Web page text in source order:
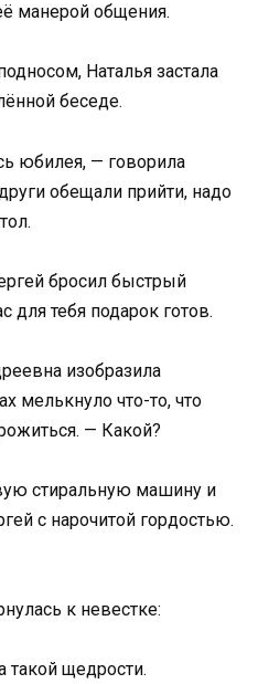
манерой общения.
Наталья застала
беседе.
юбилея, — говорила
обещали прийти, надо
бросил быстрый
для тебя подарок готов.
изобразила
мелькнуло что-то, что
— Какой?
стиральную машину и
с нарочитой гордостью.
к невестке:
щедрости.